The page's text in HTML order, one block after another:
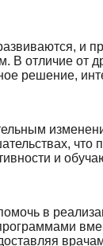
и
отличие от
решение,
и
в